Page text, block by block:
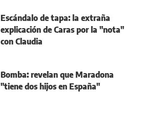
Escándalo de tapa: la extraña
explicación de Caras por la "nota"
con Claudia
Bomba: revelan que Maradona
"tiene dos hijos en España"